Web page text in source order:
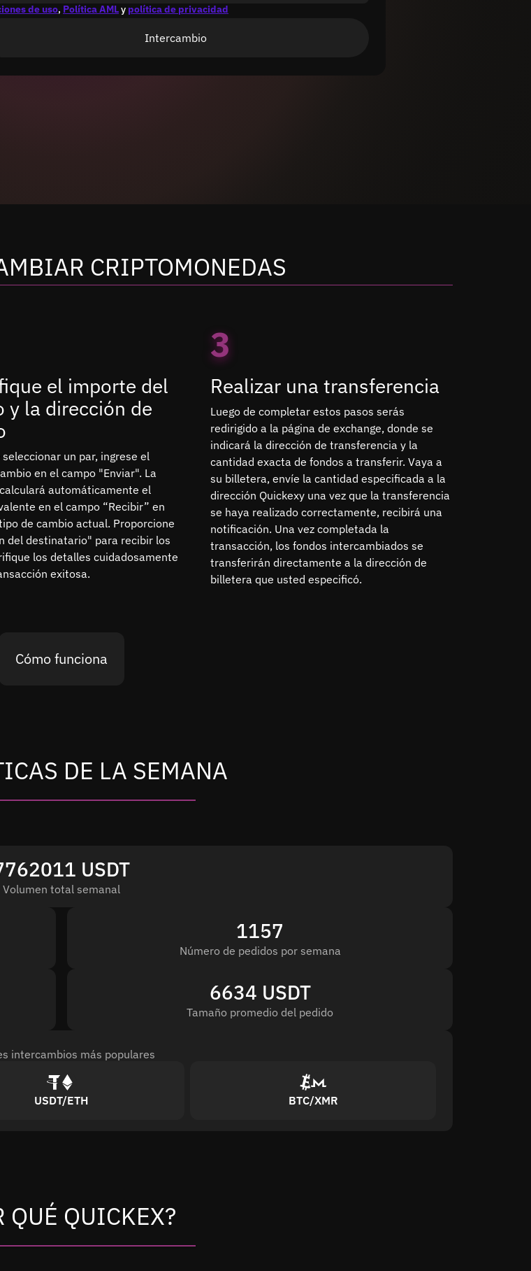
de uso, Política AMLy política de privacidad
Intercambio
CRIPTOMONEDAS
el importe del
y la dirección de
seleccionar un par, ingrese el
en el campo "Enviar". La
automáticamente el
en el campo “Recibir” en
de cambio actual. Proporcione
del destinatario" para recibir los
los detalles cuidadosamente
exitosa.
3
Realizar una transferencia
Luego de completar estos pasos serás
redirigido a la página de exchange, donde se
indicará la dirección de transferencia y la
cantidad exacta de fondos a transferir. Vaya a
su billetera, envíe la cantidad especificada a la
dirección Quickexy una vez que la transferencia
se haya realizado correctamente, recibirá una
notificación. Una vez completada la
transacción, los fondos intercambiados se
transferirán directamente a la dirección de
billetera que usted especificó.
Cómo funciona
DE LA SEMANA
USDT
Volumen total semanal
1157
Número de pedidos por semana
6634 USDT
Tamaño promedio del pedido
intercambios más populares
USDT/ETH BTC/XMR
QUÉ QUICKEX?